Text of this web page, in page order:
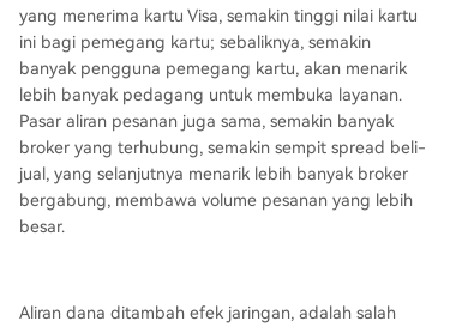
yang menerima kartu Visa, semakin tinggi nilai kartu
ini bagi pemegang kartu; sebaliknya, semakin
banyak pengguna pemegang kartu, akan menarik
lebih banyak pedagang untuk membuka layanan.
Pasar aliran pesanan juga sama, semakin banyak
broker yang terhubung, semakin sempit spread beli-
jual, yang selanjutnya menarik lebih banyak broker
bergabung, membawa volume pesanan yang lebih
besar.
Aliran dana ditambah efek jaringan, adalah salah